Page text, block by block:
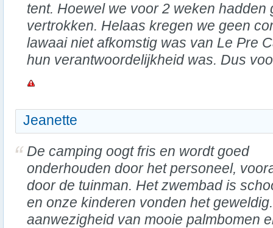
tent. Hoewel we voor 2 weken hadden
vertrokken. Helaas kregen we geen
lawaai niet afkomstig was van Le Pre
hun verantwoordelijkheid was. Dus
Jeanette
De camping oogt fris en wordt goed
onderhouden door het personeel,
door de tuinman. Het zwembad is
en onze kinderen vonden het
aanwezigheid van mooie palmbomen